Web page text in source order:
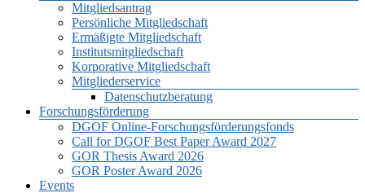
Mitgliedsantrag
Persönliche Mitgliedschaft
Ermäßigte Mitgliedschaft
Institutsmitgliedschaft
Korporative Mitgliedschaft
Mitgliederservice
Datenschutzberatung
Forschungsförderung
DGOF Online-Forschungsförderungsfonds
Call for DGOF Best Paper Award 2027
GOR Thesis Award 2026
GOR Poster Award 2026
Events